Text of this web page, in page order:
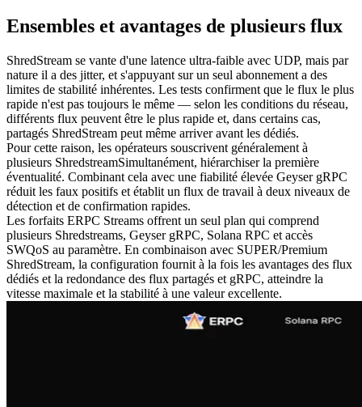
Ensembles et avantages de plusieurs flux
ShredStream se vante d'une latence ultra-faible avec UDP, mais par
nature il a des jitter, et s'appuyant sur un seul abonnement a des
limites de stabilité inhérentes. Les tests confirment que le flux le plus
rapide n'est pas toujours le même — selon les conditions du réseau,
différents flux peuvent être le plus rapide et, dans certains cas,
partagés ShredStream peut même arriver avant les dédiés.
Pour cette raison, les opérateurs souscrivent généralement à
plusieurs ShredstreamSimultanément, hiérarchiser la première
éventualité. Combinant cela avec une fiabilité élevée Geyser gRPC
réduit les faux positifs et établit un flux de travail à deux niveaux de
détection et de confirmation rapides.
Les forfaits ERPC Streams offrent un seul plan qui comprend
plusieurs Shredstreams, Geyser gRPC, Solana RPC et accès
SWQoS au paramètre. En combinaison avec SUPER/Premium
ShredStream, la configuration fournit à la fois les avantages des flux
dédiés et la redondance des flux partagés et gRPC, atteindre la
vitesse maximale et la stabilité à une valeur excellente.